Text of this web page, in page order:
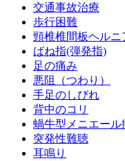
交通事故治療
歩行困難
頸椎椎間板ヘルニ
ばね指(弾発指)
足の痛み
悪阻（つわり）
手足のしびれ
背中のコリ
蝸牛型メニエール
突発性難聴
耳鳴り